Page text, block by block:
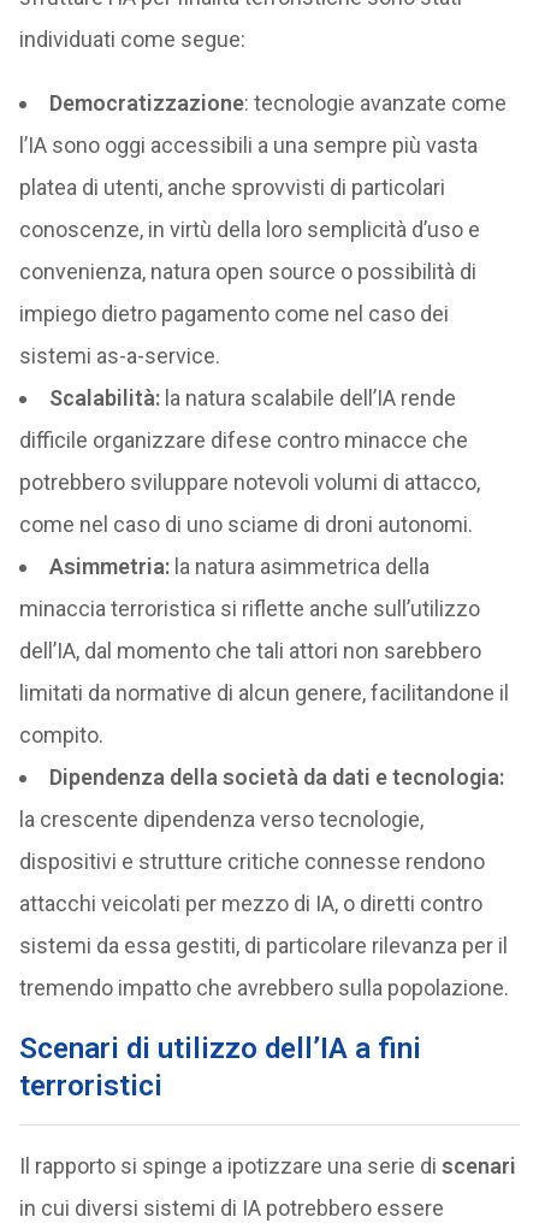
individuati come segue:
Democratizzazione: tecnologie avanzate come
l’IA sono oggi accessibili a una sempre più vasta
platea di utenti, anche sprovvisti di particolari
conoscenze, in virtù della loro semplicità d’uso e
convenienza, natura open source o possibilità di
impiego dietro pagamento come nel caso dei
sistemi as-a-service.
Scalabilità: la natura scalabile dell’IA rende
difficile organizzare difese contro minacce che
potrebbero sviluppare notevoli volumi di attacco,
come nel caso di uno sciame di droni autonomi.
Asimmetria: la natura asimmetrica della
minaccia terroristica si riflette anche sull’utilizzo
dell’IA, dal momento che tali attori non sarebbero
limitati da normative di alcun genere, facilitandone il
compito.
Dipendenza della società da dati e tecnologia:
la crescente dipendenza verso tecnologie,
dispositivi e strutture critiche connesse rendono
attacchi veicolati per mezzo di IA, o diretti contro
sistemi da essa gestiti, di particolare rilevanza per il
tremendo impatto che avrebbero sulla popolazione.
Scenari di utilizzo dell’IA a fini
terroristici
Il rapporto si spinge a ipotizzare una serie di scenari
in cui diversi sistemi di IA potrebbero essere